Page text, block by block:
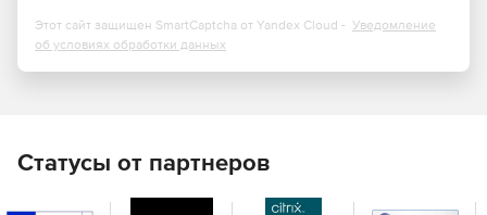
Этот сайт защищен SmartCaptcha от Yandex Cloud - Уведомление
об условиях обработки данных
Статусы от партнеров